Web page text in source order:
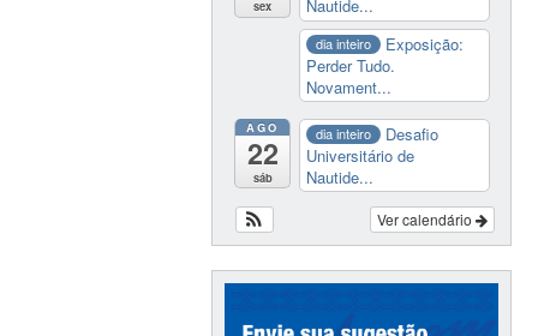
sex
Nautide...
dia inteiro
Exposição:
Perder Tudo.
Novament...
AGO
22
sáb
dia inteiro
Desafio
Universitário de
Nautide...
Ver calendário